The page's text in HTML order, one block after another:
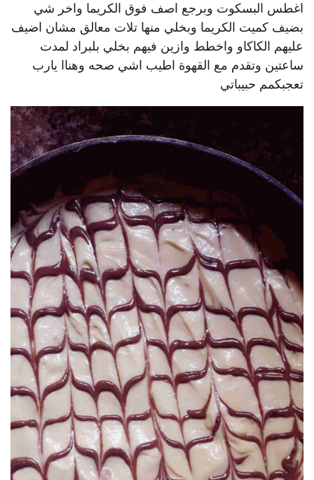
اغطس البسكوت وبرجع اصف فوق الكريما واخر شي
بضيف كميت الكريما وبخلي منها تلات معالق مشان اضيف
عليهم الكاكاو واخطط وازين فيهم بخلي بلبراد لمدت
ساعتين وتقدم مع القهوة اطيب اشي صحه وهناا يارب
تعجبكمم حبيباتي